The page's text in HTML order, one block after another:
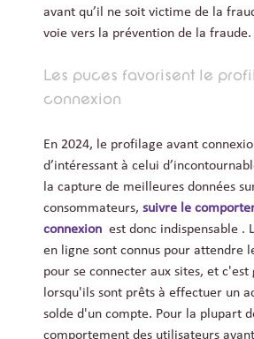
avant qu’il ne soit victime de la
voie vers la prévention de la fraude.
Les puces favorisent le
connexion
En 2024, le profilage avant
d’intéressant à celui
la capture de meilleures données
consommateurs, suivre le
connexion est donc indispensable .
en ligne sont connus pour attendre
pour se connecter aux sites, et
lorsqu'ils sont prêts à effectuer un
solde d'un compte. Pour la plupart
comportement des utilisateurs